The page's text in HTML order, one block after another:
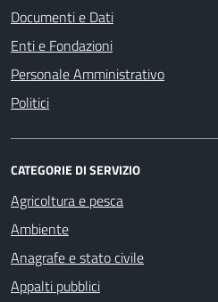
Documenti e Dati
Enti e Fondazioni
Personale Amministrativo
Politici
CATEGORIE DI SERVIZIO
Agricoltura e pesca
Ambiente
Anagrafe e stato civile
Appalti pubblici